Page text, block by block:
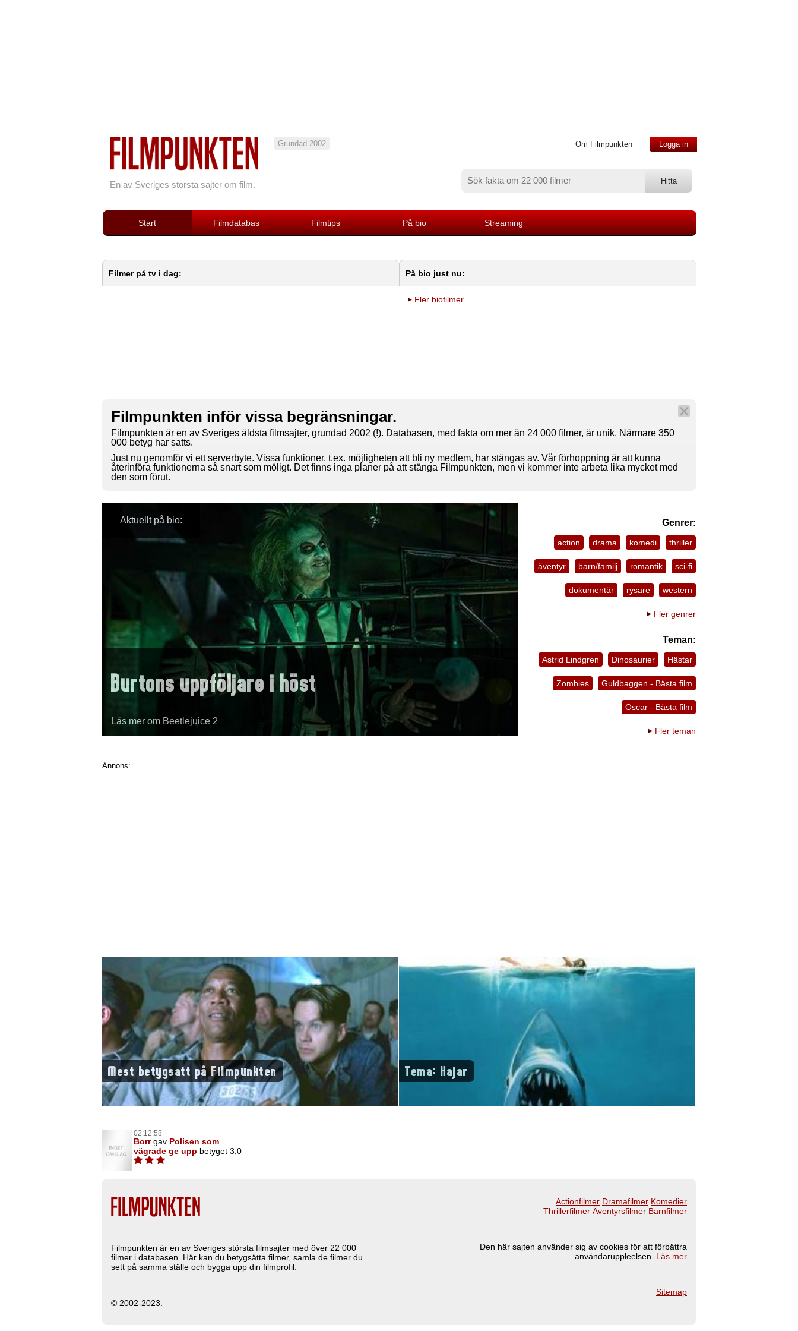
En av Sveriges största sajter om film.
Grundad 2002 Om Filmpunkten Logga in
Start Filmdatabas Filmtips På bio Streaming
Filmer på tv i dag: På bio just nu:
Fler biofilmer
Filmpunkten inför vissa begränsningar.
Filmpunkten är en av Sveriges äldsta filmsajter, grundad 2002 (!). Databasen, med fakta om mer än 24 000 filmer, är unik. Närmare 350
000 betyg har satts.
Just nu genomför vi ett serverbyte. Vissa funktioner, t.ex. möjligheten att bli ny medlem, har stängas av. Vår förhoppning är att kunna
återinföra funktionerna så snart som möligt. Det finns inga planer på att stänga Filmpunkten, men vi kommer inte arbeta lika mycket med
den som förut.
Aktuellt på bio:
Burtons uppföljare i höst
Läs mer om Beetlejuice 2
Genrer:
action drama komedi thriller
äventyr barn/familj romantik sci-fi
dokumentär rysare western
Fler genrer
Teman:
Astrid Lindgren Dinosaurier Hästar
Zombies Guldbaggen - Bästa film
Oscar - Bästa film
Fler teman
Annons:
Mest betygsatt på Filmpunkten Tema: Hajar
02:12:58
Borrgav Polisen som
vägrade ge upp betyget 3,0
Filmpunkten är en av Sveriges största filmsajter med över 22 000
filmer i databasen. Här kan du betygsätta filmer, samla de filmer du
sett på samma ställe och bygga upp din filmprofil.
© 2002-2023.
Actionfilmer Dramafilmer Komedier
Thrillerfilmer Äventyrsfilmer Barnfilmer
Den här sajten använder sig av cookies för att förbättra
användaruppleelsen. Läs mer
Sitemap